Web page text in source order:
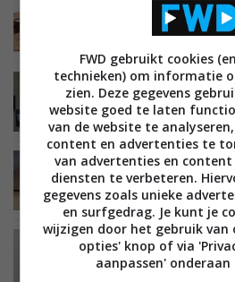
26 JUNI 2016
OnePlus 3 maakt
MOBILE
Meerdere
jaar buigzame
BEELD 05 SEPTEMBER 2014
Samsung toont
BEELD 28 AUGUSTUS 2014
Samsung toont
buigbaar display
FWD gebruikt cookies
technieken) om informatie
zien. Deze gegevens
website goed te laten
van de website te
content en advertenties te
van advertenties en
diensten te verbeteren.
gegevens zoals unieke
en surfgedrag. Je kunt je
wijzigen door het gebruik van
opties' knop of via
aanpassen' onderaan